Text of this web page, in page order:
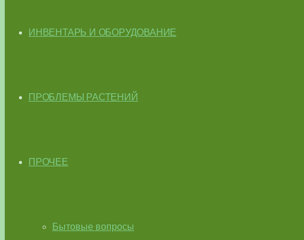
ИНВЕНТАРЬ И ОБОРУДОВАНИЕ
ПРОБЛЕМЫ РАСТЕНИЙ
ПРОЧЕЕ
Бытовые вопросы